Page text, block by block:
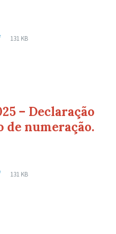
Tamanho
131 KB
– Declaração
de numeração.
Tamanho
131 KB